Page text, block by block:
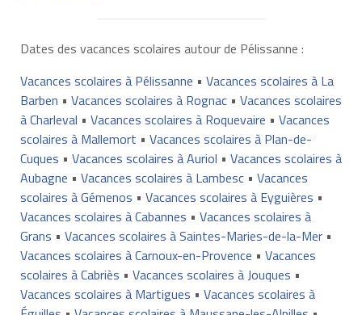
Dates des vacances scolaires autour de Pélissanne :
Vacances scolaires à Pélissanne • Vacances scolaires à La
Barben • Vacances scolaires à Rognac• Vacances scolaires
à Charleval • Vacances scolaires à Roquevaire • Vacances
scolaires à Mallemort • Vacances scolaires à Plan-de-
Cuques • Vacances scolaires à Auriol • Vacances scolaires à
Aubagne • Vacances scolaires à Lambesc• Vacances
scolaires à Gémenos • Vacances scolaires à Eyguières •
Vacances scolaires à Cabannes • Vacances scolaires à
Grans • Vacances scolaires à Saintes-Maries-de-la-Mer•
Vacances scolaires à Carnoux-en-Provence • Vacances
scolaires à Cabriès • Vacances scolaires à Jouques •
Vacances scolaires à Martigues • Vacances scolaires à